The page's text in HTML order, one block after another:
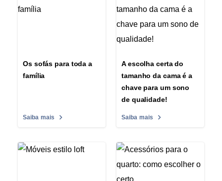
Os sofás para toda a
família
Saiba mais
A escolha certa do
tamanho da cama é a
chave para um sono
de qualidade!
Saiba mais